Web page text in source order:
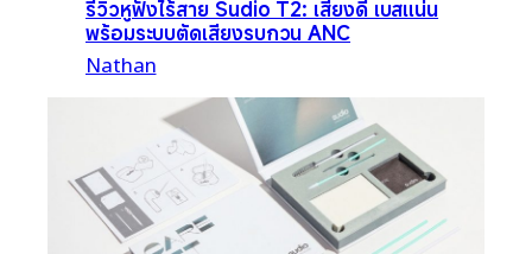
รีวิวหูฟังไร้สาย Sudio T2: เสียงดี เบสแน่น
พร้อมระบบตัดเสียงรบกวน ANC
Nathan